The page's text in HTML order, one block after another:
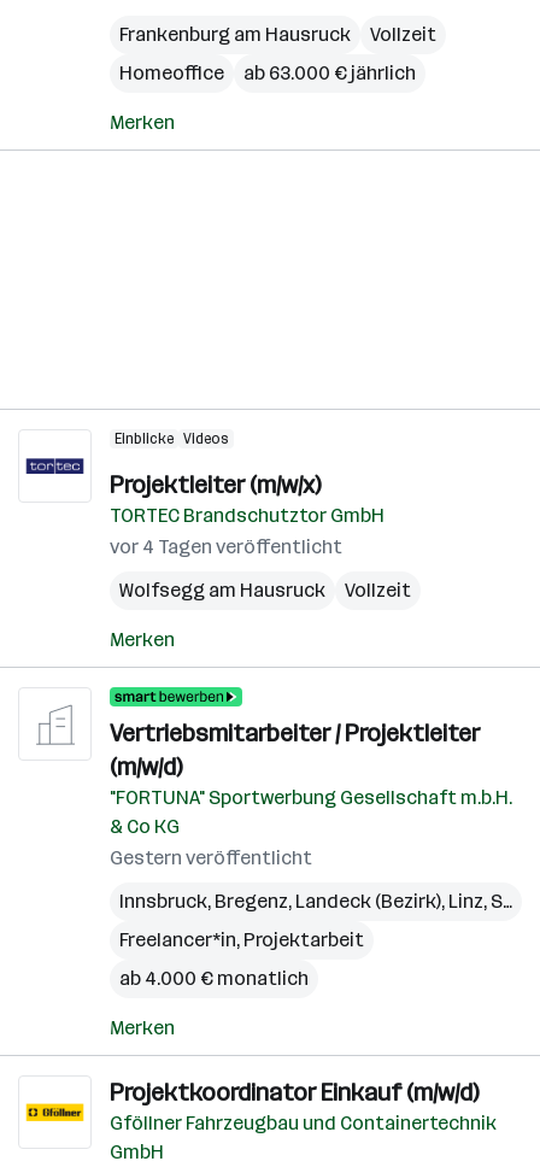
Frankenburg am Hausruck
Vollzeit
Homeoffice
ab 63.000 € jährlich
Merken
Einblicke Videos
Projektleiter (m/w/x)
TORTEC Brandschutztor GmbH
vor 4 Tagen veröffentlicht
Wolfsegg am Hausruck
Vollzeit
Merken
Vertriebsmitarbeiter / Projektleiter
(m/w/d)
"FORTUNA" Sportwerbung Gesellschaft m.b.H.
& Co KG
Gestern veröffentlicht
Innsbruck, Bregenz, Landeck (Bezirk), Linz, St. Pölten
Freelancer*in, Projektarbeit
ab 4.000 € monatlich
Merken
Projektkoordinator Einkauf (m/w/d)
Gföllner Fahrzeugbau und Containertechnik
GmbH